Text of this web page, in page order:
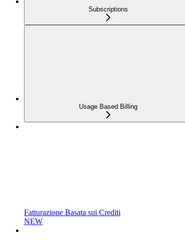
Subscriptions
Usage Based Billing
Fatturazione Basata sui Crediti
NEW